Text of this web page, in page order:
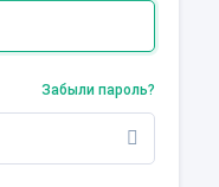
Забыли пароль?